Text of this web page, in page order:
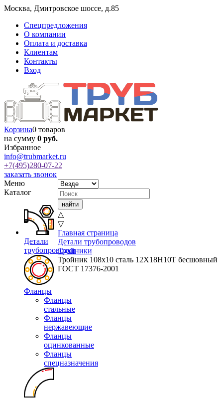
Москва, Дмитровское шоссе, д.85
Спецпредложения
О компании
Оплата и доставка
Клиентам
Контакты
Вход
Корзина0 товаров
на сумму 0 руб.
Избранное
info@trubmarket.ru
+7(495)280-07-22
заказать звонок
Меню
Каталог
Детали
трубопроводов
Фланцы
Фланцы
стальные
Фланцы
нержавеющие
Фланцы
оцинкованные
Фланцы
спецназначения
△
▽
Главная страница
Детали трубопроводов
Тройники
Тройник 108х10 сталь 12Х18Н10Т бесшовный
ГОСТ 17376-2001